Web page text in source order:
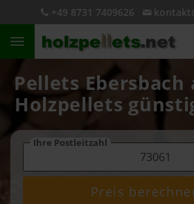
+49 8731 7409626
Pellets Ebersbach
Holzpellets
Ihre Postleitzahl
Preis